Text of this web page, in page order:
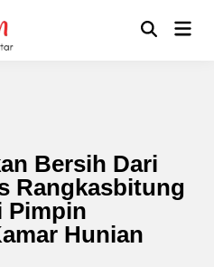
OpenMain
Bersih Dari
Rangkasbitung
Pimpin
Hunian